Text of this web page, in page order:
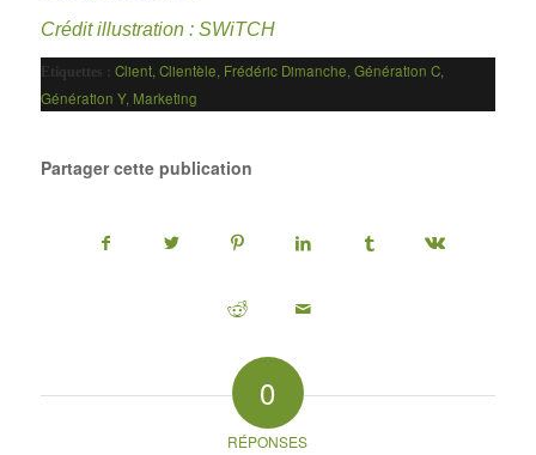
Crédit illustration : SWiTCH
Etiquettes : Client,Clientèle, Frédéric Dimanche,Génération C,
Génération Y, Marketing
Partager cette publication
0
RÉPONSES